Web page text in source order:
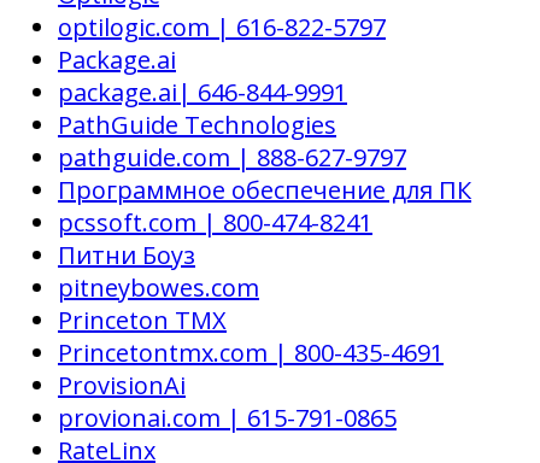
optilogic.com | 616-822-5797
Package.ai
package.ai| 646-844-9991
PathGuide Technologies
pathguide.com | 888-627-9797
Программное обеспечение для ПК
pcssoft.com | 800-474-8241
Питни Боуз
pitneybowes.com
Princeton TMX
Princetontmx.com | 800-435-4691
ProvisionAi
provionai.com | 615-791-0865
RateLinx